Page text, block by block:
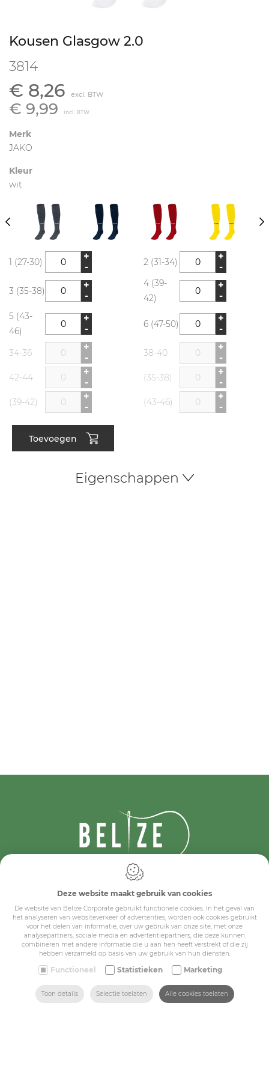
Kousen Glasgow 2.0
3814
€ 8,26 excl. BTW
€ 9,99 incl. BTW
Merk
JAKO
Kleur
wit
1 (27-30)
+
-
2 (31-34)
+
-
3 (35-38)
+
-
4 (39-
42)
+
-
5 (43-
46)
+
-
6 (47-50)
+
-
34-36
+
-
38-40
+
-
42-44
+
-
(35-38)
+
-
(39-42)
+
-
(43-46)
+
-
Toevoegen
Eigenschappen
IDcreation 2024
Cookie policy
Privacy policy
Algemene voorwaarden
Belize Corporate
BE 0432.044.235
Sitemap
Deze website maakt gebruik van cookies
De website van Belize Corporate gebruikt functionele cookies. In het geval van
het analyseren van websiteverkeer of advertenties, worden ook cookies gebruikt
voor het delen van informatie, over uw gebruik van onze site, met onze
analysepartners, sociale media en advertentiepartners, die deze kunnen
combineren met andere informatie die u aan hen heeft verstrekt of die zij
hebben verzameld op basis van uw gebruik van hun diensten.
Functioneel Statistieken Marketing
Toon details Selectie toelaten Alle cookies toelaten
ZOEKEN HOME MAIL ONS VIND ONS BEL ONS